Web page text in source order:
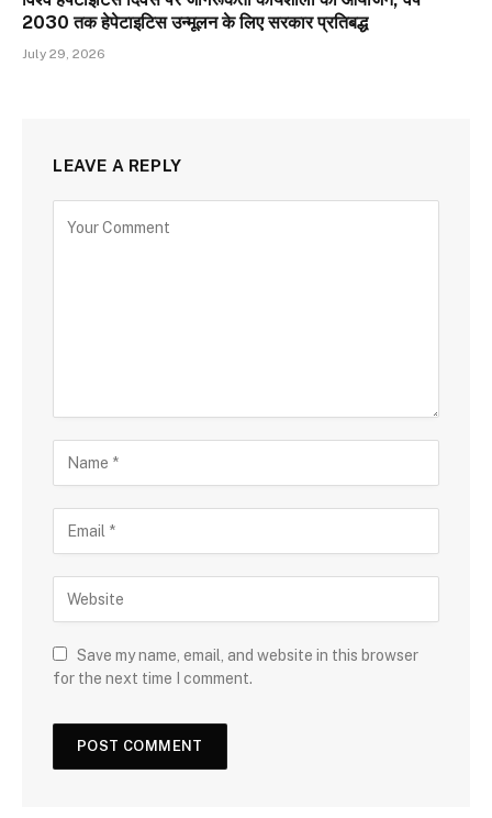
2030 तक हेपेटाइटिस उन्मूलन के लिए सरकार प्रतिबद्ध
July 29, 2026
LEAVE A REPLY
Save my name, email, and website in this browser
for the next time I comment.